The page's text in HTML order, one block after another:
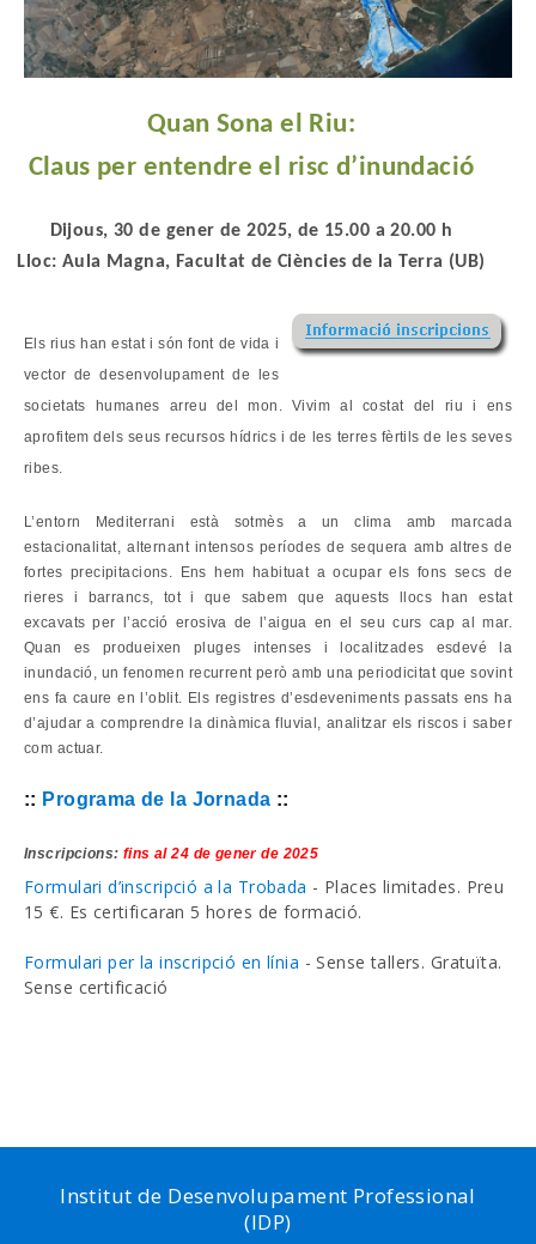
Quan Sona el Riu:
Claus per entendre el risc d’inundació
Dijous, 30 de gener de 2025, de 15.00 a 20.00 h
Lloc: Aula Magna, Facultat de Ciències de la Terra (UB)
Els rius han estat i són font de vida i
vector de desenvolupament de les
societats humanes arreu del mon. Vivim al costat del riu i ens
aprofitem dels seus recursos hídrics i de les terres fèrtils de les seves
ribes.
L’entorn Mediterrani està sotmès a un clima amb marcada
estacionalitat, alternant intensos períodes de sequera amb altres de
fortes precipitacions. Ens hem habituat a ocupar els fons secs de
rieres i barrancs, tot i que sabem que aquests llocs han estat
excavats per l’acció erosiva de l’aigua en el seu curs cap al mar.
Quan es produeixen pluges intenses i localitzades esdevé la
inundació, un fenomen recurrent però amb una periodicitat que sovint
ens fa caure en l’oblit. Els registres d’esdeveniments passats ens ha
d’ajudar a comprendre la dinàmica fluvial, analitzar els riscos i saber
com actuar.
:: Programa de la Jornada ::
Inscripcions: fins al 24 de gener de 2025
Formulari d’inscripció a la Trobada - Places limitades. Preu
15 €. Es certificaran 5 hores de formació.
Formulari per la inscripció en línia - Sense tallers. Gratuïta.
Sense certificació
Institut de Desenvolupament Professional
(IDP)